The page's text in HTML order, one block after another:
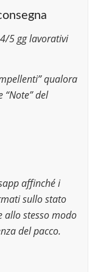
5 gg lavorativi
qualora
“Note” del
affinché i
sullo stato
allo stesso modo
del pacco.